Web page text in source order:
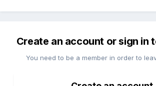
Create an account or sign in
You need to be a member in order to